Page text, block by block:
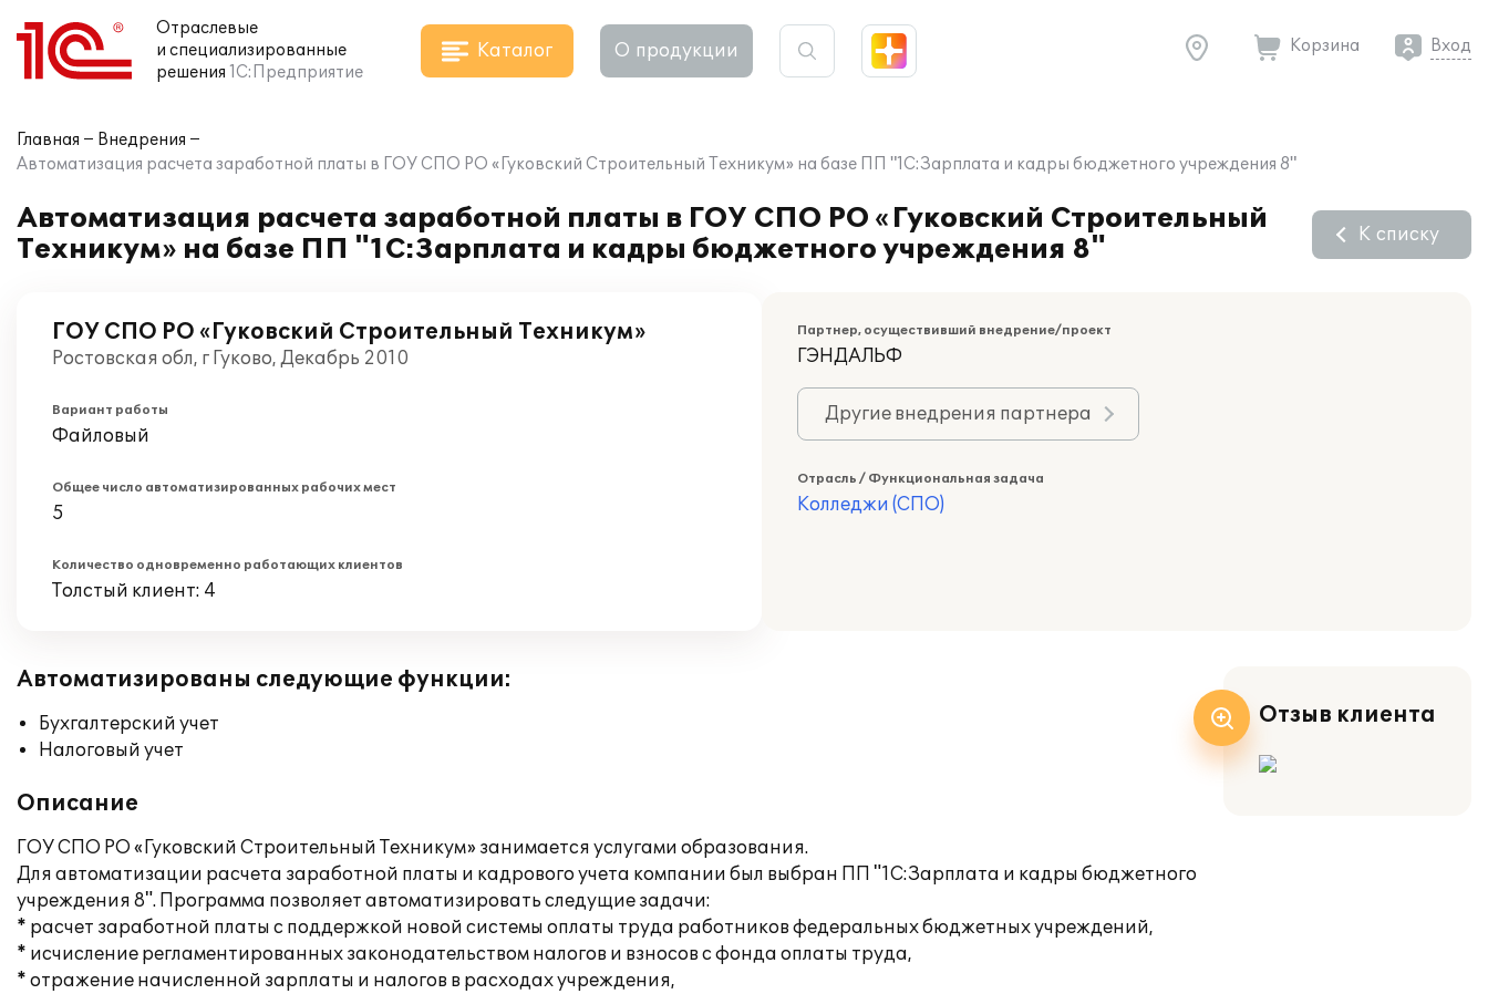
Отраслевые
и специализированные
решения 1С:Предприятие
Каталог О продукции Корзина Вход
Главная
Внедрения
Автоматизация расчета заработной платы в ГОУ СПО РО «Гуковский Строительный Техникум» на базе ПП "1С:Зарплата и кадры бюджетного учреждения 8"
Автоматизация расчета заработной платы в ГОУ СПО РО «Гуковский Строительный
Техникум» на базе ПП "1С:Зарплата и кадры бюджетного учреждения 8"
К списку
ГОУ СПО РО «Гуковский Строительный Техникум»
Ростовская обл, г Гуково, Декабрь 2010
Вариант работы
Файловый
Общее число автоматизированных рабочих мест
5
Количество одновременно работающих клиентов
Толстый клиент: 4
Партнер, осуществивший внедрение/проект
ГЭНДАЛЬФ
Другие внедрения партнера
Отрасль / Функциональная задача
Колледжи (СПО)
Автоматизированы следующие функции:
Бухгалтерский учет
Налоговый учет
Описание
ГОУ СПО РО «Гуковский Строительный Техникум» занимается услугами образования.
Для автоматизации расчета заработной платы и кадрового учета компании был выбран ПП "1С:Зарплата и кадры бюджетного
учреждения 8". Программа позволяет автоматизировать следущие задачи:
* расчет заработной платы с поддержкой новой системы оплаты труда работников федеральных бюджетных учреждений,
* исчисление регламентированных законодательством налогов и взносов с фонда оплаты труда,
* отражение начисленной зарплаты и налогов в расходах учреждения,
Отзыв клиента